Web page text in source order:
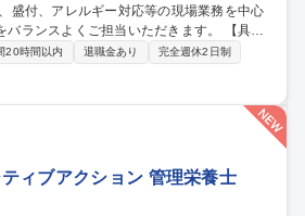
盛付、アレルギー対応等の現場業務を中心
スよくご担当いただきます。 【具体
考案等 ■午後(事務):行政との折衝、発注･
、午後はデスクワークとメリハリをつけて
との両立を目指す方も安心して活躍できる
20時間以内 退職金あり
完全週休2日制
ィブアクション 管理栄養士